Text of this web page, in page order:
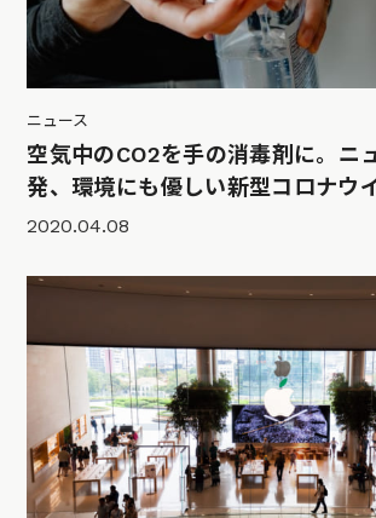
ニュース
空気中のCO2を手の消毒剤に。ニ
発、環境にも優しい新型コロナウ
2020.04.08